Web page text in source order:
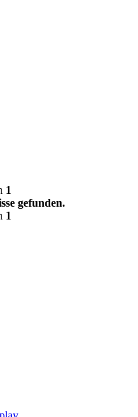
1
gefunden.
1